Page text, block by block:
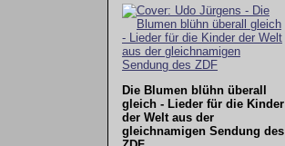
Die Blumen blühn überall
gleich - Lieder für die Kinder
der Welt aus der
gleichnamigen Sendung des